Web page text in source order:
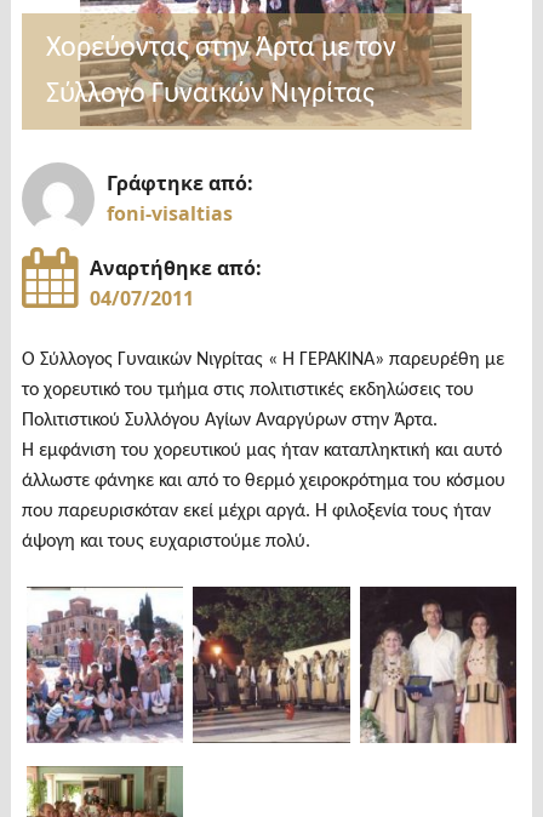
Χορεύοντας στην Άρτα με τον
Σύλλογο Γυναικών Νιγρίτας
Γράφτηκε από:
foni-visaltias
Αναρτήθηκε από:
04/07/2011
Ο Σύλλογος Γυναικών Νιγρίτας « Η ΓΕΡΑΚΙΝΑ» παρευρέθη με
το χορευτικό του τμήμα στις πολιτιστικές εκδηλώσεις του
Πολιτιστικού Συλλόγου Αγίων Αναργύρων στην Άρτα.
Η εμφάνιση του χορευτικού μας ήταν καταπληκτική και αυτό
άλλωστε φάνηκε και από το θερμό χειροκρότημα του κόσμου
που παρευρισκόταν εκεί μέχρι αργά. Η φιλοξενία τους ήταν
άψογη και τους ευχαριστούμε πολύ.